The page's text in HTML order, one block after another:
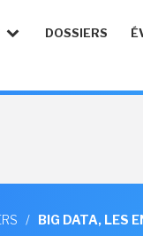
DOSSIERS
/ BIG DATA, LES